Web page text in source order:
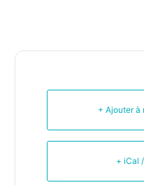
+ Ajouter à
+ iCal